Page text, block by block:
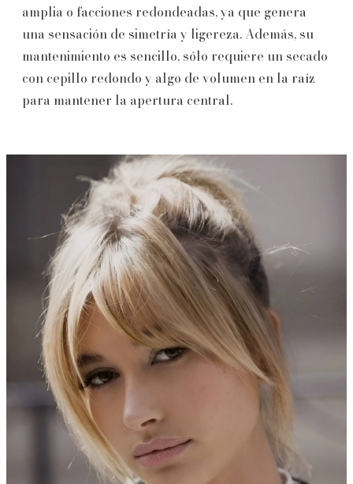
amplia o facciones redondeadas, ya que genera
una sensación de simetría y ligereza. Además, su
mantenimiento es sencillo, sólo requiere un secado
con cepillo redondo y algo de volumen en la raíz
para mantener la apertura central.